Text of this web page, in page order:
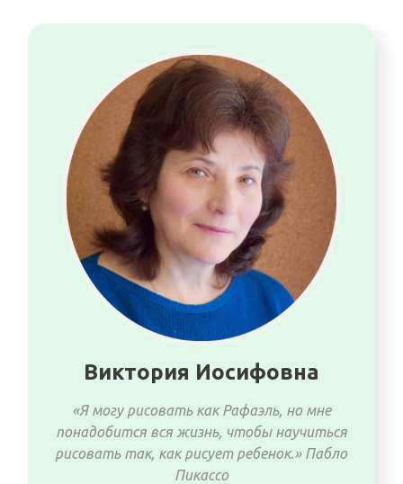
Виктория Иосифовна
«Я могу рисовать как Рафаэль, но мне
понадобится вся жизнь, чтобы научиться
рисовать так, как рисует ребенок.» Пабло
Пикассо